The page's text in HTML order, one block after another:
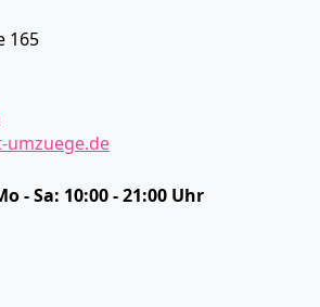
165
- Sa: 10:00 - 21:00 Uhr